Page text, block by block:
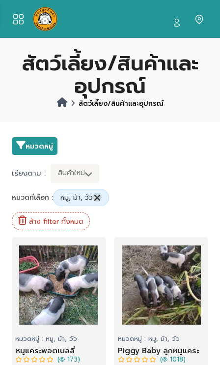
สัตว์เลี้ยง/สินค้าและ
อุปกรณ์
สัตว์เลี้ยง/สินค้าและอุปกรณ์
หมวดหมู่
เรียงตาม : สินค้าใหม่
หมวดที่เลือก : หมู, ม้า, วัว
ล้าง filter ทั้งหมด
หมวดหมู่ : หมู, ม้า, วัว
หมูแคระพอตเบลลี่
( 173)
หมวดหมู่ : หมู, ม้า, วัว
Piggy Baby ลูกหมูแคระ
( 1018)